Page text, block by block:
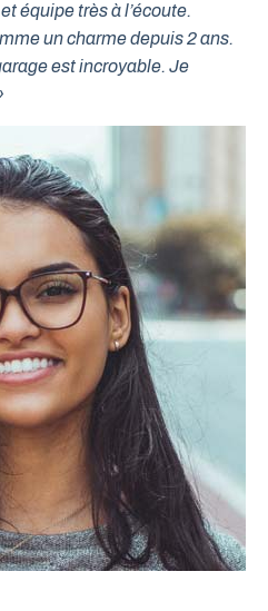
équipe très à l’écoute.
un charme depuis 2 ans.
est incroyable. Je